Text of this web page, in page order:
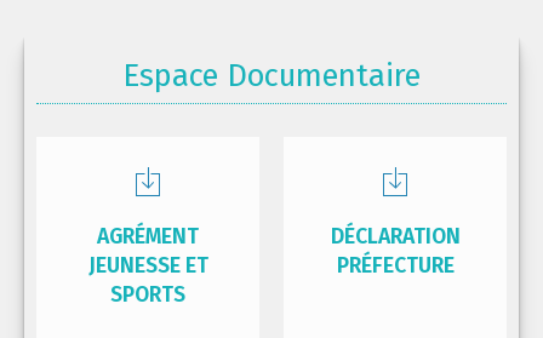
Espace Documentaire
AGRÉMENT
JEUNESSE ET
SPORTS
DÉCLARATION
PRÉFECTURE